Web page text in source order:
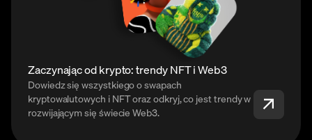
Zaczynając od krypto: trendy NFT i Web3
Dowiedz się wszystkiego o swapach
kryptowalutowych i NFT oraz odkryj, co jest trendy w
rozwijającym się świecie Web3.